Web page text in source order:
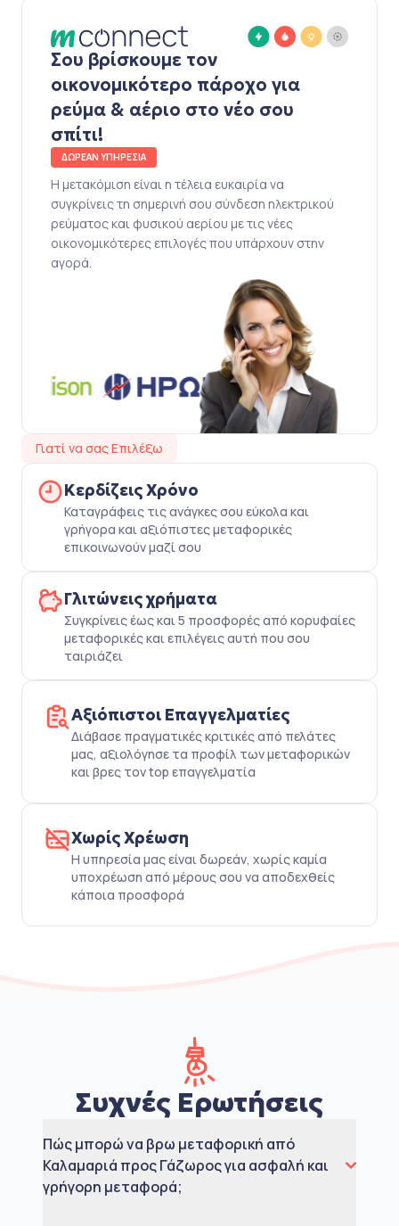
Σου βρίσκουμε τον
οικονομικότερο πάροχο για
ρεύμα & αέριο στο νέο σου
σπίτι!
ΔΩΡΕΑΝ ΥΠΗΡΕΣΙΑ
Η μετακόμιση είναι η τέλεια ευκαιρία να
συγκρίνεις τη σημερινή σου σύνδεση ηλεκτρικού
ρεύματος και φυσικού αερίου με τις νέες
οικονομικότερες επιλογές που υπάρχουν στην
αγορά.
Γιατί να σας Επιλέξω
Κερδίζεις Χρόνο
Καταγράφεις τις ανάγκες σου εύκολα και
γρήγορα και αξιόπιστες μεταφορικές
επικοινωνούν μαζί σου
Γλιτώνεις χρήματα
Συγκρίνεις έως και 5 προσφορές από κορυφαίες
μεταφορικές και επιλέγεις αυτή που σου
ταιριάζει
Αξιόπιστοι Επαγγελματίες
Διάβασε πραγματικές κριτικές από πελάτες
μας, αξιολόγησε τα προφίλ των μεταφορικών
και βρες τον top επαγγελματία
Χωρίς Χρέωση
Η υπηρεσία μας είναι δωρεάν, χωρίς καμία
υποχρέωση από μέρους σου να αποδεχθείς
κάποια προσφορά
Συχνές Ερωτήσεις
Πώς μπορώ να βρω μεταφορική από
Καλαμαριά προς Γάζωρος για ασφαλή και
γρήγορη μεταφορά;